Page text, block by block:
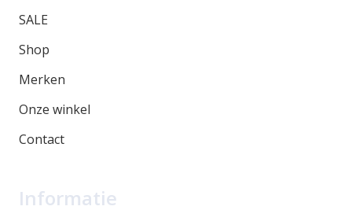
SALE
Shop
Merken
Onze winkel
Contact
Informatie